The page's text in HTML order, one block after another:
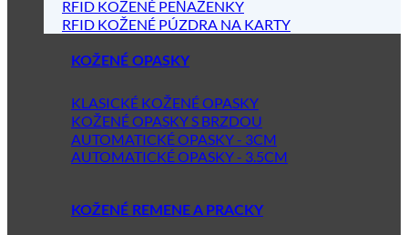
RFID KOŽENÉ PEŇAŽENKY
RFID KOŽENÉ PÚZDRA NA KARTY
KOŽENÉ OPASKY
KLASICKÉ KOŽENÉ OPASKY
KOŽENÉ OPASKY S BRZDOU
AUTOMATICKÉ OPASKY - 3CM
AUTOMATICKÉ OPASKY - 3.5CM
KOŽENÉ REMENE A PRACKY